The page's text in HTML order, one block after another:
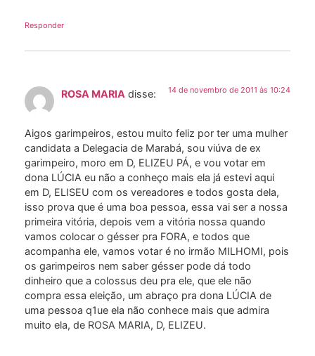
Responder
ROSA MARIA disse: 14 de novembro de 2011 às 10:24
Aigos garimpeiros, estou muito feliz por ter uma mulher
candidata a Delegacia de Marabá, sou viúva de ex
garimpeiro, moro em D, ELIZEU PÁ, e vou votar em
dona LÚCIA eu não a conheço mais ela já estevi aqui
em D, ELISEU com os vereadores e todos gosta dela,
isso prova que é uma boa pessoa, essa vai ser a nossa
primeira vitória, depois vem a vitória nossa quando
vamos colocar o gésser pra FORA, e todos que
acompanha ele, vamos votar é no irmão MILHOMI, pois
os garimpeiros nem saber gésser pode dá todo
dinheiro que a colossus deu pra ele, que ele não
compra essa eleição, um abraço pra dona LÚCIA de
uma pessoa q1ue ela não conhece mais que admira
muito ela, de ROSA MARIA, D, ELIZEU.